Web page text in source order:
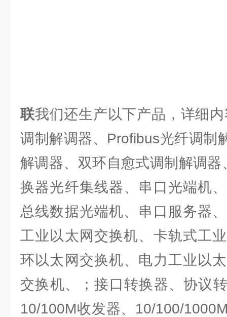
联我们还生产以下产品，详细
调制解调器、Profibus光纤调制
解调器、双环自愈式调制解调
换器光纤集线器、串口光端机
总线数据光端机、串口服务器
工业以太网交换机、卡轨式工
环以太网交换机、电力工业以
交换机、；接口转换器、协议
10/100M收发器、10/100/